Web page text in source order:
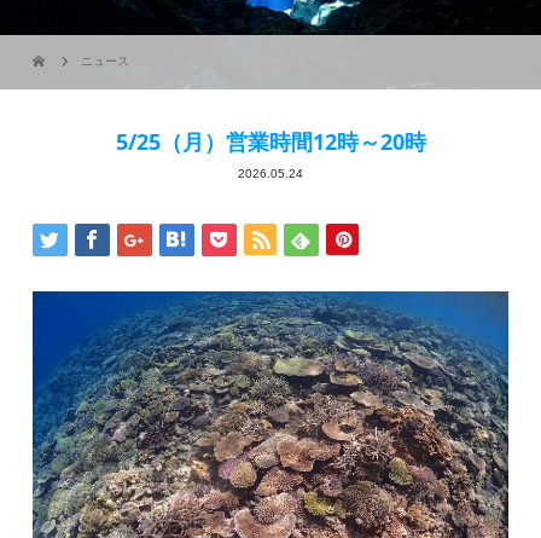
ニュース
5/25（月）営業時間12時～20時
2026.05.24